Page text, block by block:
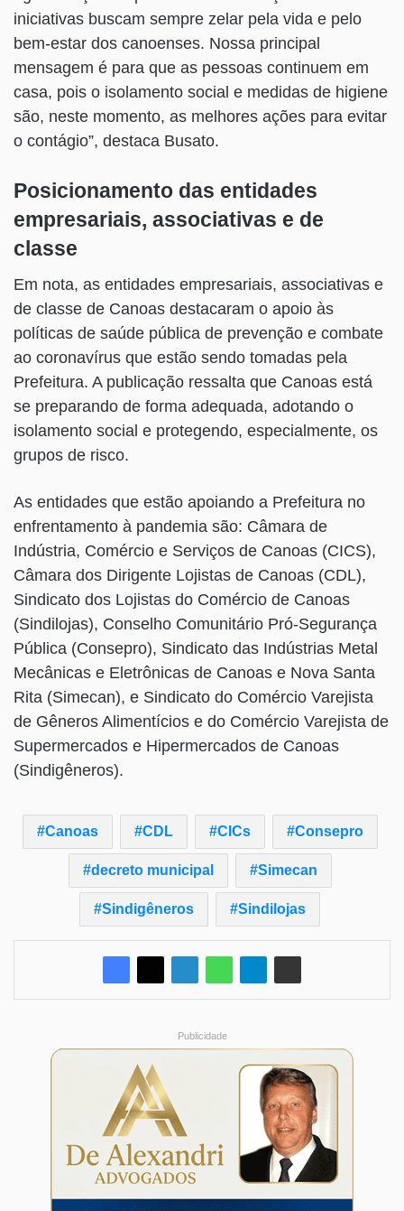
iniciativas buscam sempre zelar pela vida e pelo
bem-estar dos canoenses. Nossa principal
mensagem é para que as pessoas continuem em
casa, pois o isolamento social e medidas de higiene
são, neste momento, as melhores ações para evitar
o contágio”, destaca Busato.
Posicionamento das entidades
empresariais, associativas e de
classe
Em nota, as entidades empresariais, associativas e
de classe de Canoas destacaram o apoio às
políticas de saúde pública de prevenção e combate
ao coronavírus que estão sendo tomadas pela
Prefeitura. A publicação ressalta que Canoas está
se preparando de forma adequada, adotando o
isolamento social e protegendo, especialmente, os
grupos de risco.
As entidades que estão apoiando a Prefeitura no
enfrentamento à pandemia são: Câmara de
Indústria, Comércio e Serviços de Canoas (CICS),
Câmara dos Dirigente Lojistas de Canoas (CDL),
Sindicato dos Lojistas do Comércio de Canoas
(Sindilojas), Conselho Comunitário Pró-Segurança
Pública (Consepro), Sindicato das Indústrias Metal
Mecânicas e Eletrônicas de Canoas e Nova Santa
Rita (Simecan), e Sindicato do Comércio Varejista
de Gêneros Alimentícios e do Comércio Varejista de
Supermercados e Hipermercados de Canoas
(Sindigêneros).
Canoas CDL CICs Consepro
decreto municipal Simecan
Sindigêneros Sindilojas
Publicidade